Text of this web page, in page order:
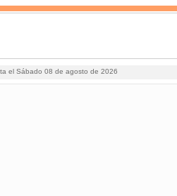
el Sábado 08 de agosto de 2026